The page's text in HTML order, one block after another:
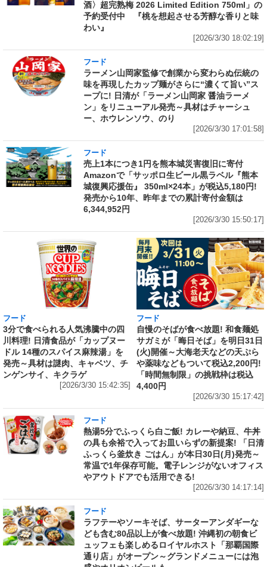
酒〉超完熟梅 2026 Limited Edition 750ml」の
予約受付中 『桃を想起させる芳醇な香りと味
わい』
[2026/3/30 18:02:19]
フード
ラーメン山岡家監修で創業から変わらぬ伝統の
味を再現したカップ麺がさらに“濃くて旨い”ス
ープに! 日清が「ラーメン山岡家 醤油ラーメ
ン」をリニューアル発売～具材はチャーシュ
ー、ホウレンソウ、のり
[2026/3/30 17:01:58]
フード
売上1本につき1円を熊本城災害復旧に寄付
Amazonで「サッポロ生ビール黒ラベル『熊本
城復興応援缶』 350ml×24本」が税込5,180円!
発売から10年、昨年までの累計寄付金額は
6,344,952円
[2026/3/30 15:50:17]
フード
3分で食べられる人気沸騰中の四
川料理! 日清食品が「カップヌー
ドル 14種のスパイス麻辣湯」を
発売～具材は謎肉、キャベツ、チ
ンゲンサイ、キクラゲ
[2026/3/30 15:42:35]
フード
自慢のそばが食べ放題! 和食麺処
サガミが「晦日そば」を明日31日
(火)開催～大海老天などの天ぷら
や薬味などもついて税込2,200円!
「時間無制限」の挑戦枠は税込
4,400円
[2026/3/30 15:17:42]
フード
熱湯5分でふっくら白ご飯! カレーや納豆、牛丼
の具も余裕で入ってお皿いらずの新提案! 「日清
ふっくら釜炊き ごはん」が本日30日(月)発売～
常温で1年保存可能。電子レンジがないオフィス
やアウトドアでも活用できる!
[2026/3/30 14:17:14]
フード
ラフテーやソーキそば、サーターアンダギーな
ども含む80品以上が食べ放題! 沖縄初の朝食ビ
ュッフェも楽しめるロイヤルホスト「那覇国際
通り店」がオープン～グランドメニューには泡